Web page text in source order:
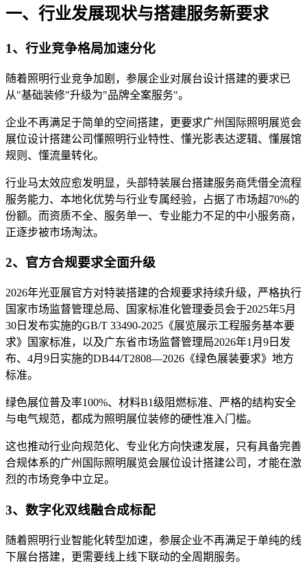
一、行业发展现状与搭建服务新要求
1、行业竞争格局加速分化
随着照明行业竞争加剧，参展企业对展台设计搭建的要求已
从"基础装修"升级为"品牌全案服务"。
企业不再满足于简单的空间搭建，更要求广州国际照明展览会
展位设计搭建公司懂照明行业特性、懂光影表达逻辑、懂展馆
规则、懂流量转化。
行业马太效应愈发明显，头部特装展台搭建服务商凭借全流程
服务能力、本地化优势与行业专属经验，占据了市场超70%的
份额。而资质不全、服务单一、专业能力不足的中小服务商，
正逐步被市场淘汰。
2、官方合规要求全面升级
2026年光亚展官方对特装搭建的合规要求持续升级，严格执行
国家市场监督管理总局、国家标准化管理委员会于2025年5月
30日发布实施的GB/T 33490-2025《展览展示工程服务基本要
求》国家标准，以及广东省市场监督管理局2026年1月9日发
布、4月9日实施的DB44/T2808—2026《绿色展装要求》地方
标准。
绿色展位普及率100%、材料B1级阻燃标准、严格的结构安全
与电气规范，都成为照明展位装修的硬性准入门槛。
这也推动行业向规范化、专业化方向快速发展，只有具备完善
合规体系的广州国际照明展览会展位设计搭建公司，才能在激
烈的市场竞争中立足。
3、数字化双线融合成标配
随着照明行业智能化转型加速，参展企业不再满足于单纯的线
下展台搭建，更需要线上线下联动的全周期服务。